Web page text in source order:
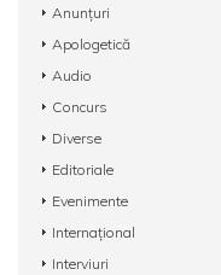
Anunțuri
Apologetică
Audio
Concurs
Diverse
Editoriale
Evenimente
Internațional
Interviuri